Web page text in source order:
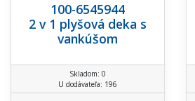
100-6545944
2 v 1 plyšová deka s
vankúšom
Skladom: 0
U dodávateľa: 196